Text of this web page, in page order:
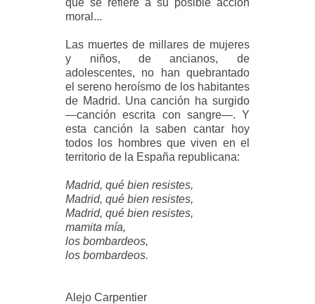
moral...
Las muertes de millares de mujeres
y niños, de ancianos, de
adolescentes, no han quebrantado
el sereno heroísmo de los habitantes
de Madrid. Una canción ha surgido
—canción escrita con sangre—. Y
esta canción la saben cantar hoy
todos los hombres que viven en el
territorio de la España republicana:
Madrid, qué bien resistes,
Madrid, qué bien resistes,
Madrid, qué bien resistes,
mamita mía,
los bombardeos,
los bombardeos.
Alejo Carpentier